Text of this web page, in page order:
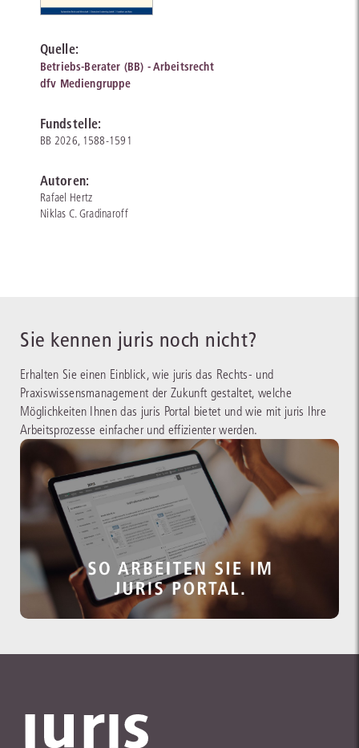
Quelle:
Betriebs-Berater (BB) - Arbeitsrecht
dfv Mediengruppe
Fundstelle:
BB 2026, 1588-1591
Autoren:
Rafael Hertz
Niklas C. Gradinaroff
Sie kennen juris noch nicht?
Erhalten Sie einen Einblick, wie juris das Rechts- und
Praxiswissensmanagement der Zukunft gestaltet, welche
Möglichkeiten Ihnen das juris Portal bietet und wie mit juris Ihre
Arbeitsprozesse einfacher und effizienter werden.